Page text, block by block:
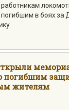
работникам
погибшим в боях за
погибшим
жителям